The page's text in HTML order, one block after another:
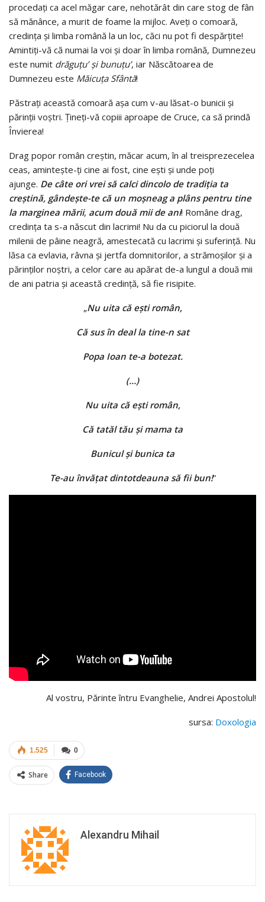
procedați ca acel măgar care, nehotărât din care stog de fân
să mănânce, a murit de foame la mijloc. Aveți o comoară,
credința și limba română la un loc, căci nu pot fi despărțite!
Amintiți-vă că numai la voi și doar în limba română, Dumnezeu
este numit drăguțu’și bunuțu’, iar Născătoarea de
Dumnezeu este Măicuța Sfântă!
Păstrați această comoară așa cum v-au lăsat-o bunicii și
părinții voștri. Țineți-vă copiii aproape de Cruce, ca să prindă
Învierea!
Drag popor român creștin, măcar acum, în al treisprezecelea
ceas, amintește-ți cine ai fost, cine ești și unde poți
ajunge. De câte ori vrei să calci dincolo de tradiția ta
creștină, gândește-te că un moșneag a plâns pentru tine
la marginea mării, acum două mii de ani! Române drag,
credința ta s-a născut din lacrimi! Nu da cu piciorul la două
milenii de pâine neagră, amestecată cu lacrimi și suferință. Nu
lăsa ca evlavia, râvna şi jertfa domnitorilor, a strămoşilor şi a
părinţilor noştri, a celor care au apărat de-a lungul a două mii
de ani patria şi această credinţă, să fie risipite.
„Nu uita că ești român,
Că sus în deal la tine-n sat
Popa Ioan te-a botezat.
(…)
Nu uita că ești român,
Că tatăl tău și mama ta
Bunicul și bunica ta
Te-au învățat dintotdeauna să fii bun!”
Al vostru, Părinte întru Evanghelie, Andrei Apostolul!
sursa: Doxologia
0
1.525
Share Facebook
Alexandru Mihail